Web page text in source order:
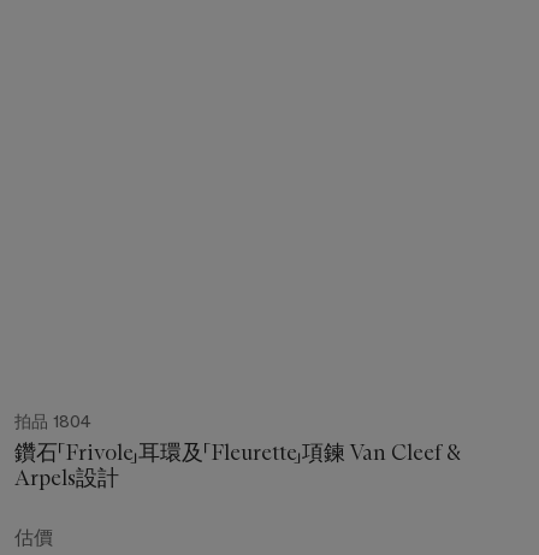
拍品 1804
鑽石「Frivole」耳環及「Fleurette」項鍊 Van Cleef &
Arpels設計
估價